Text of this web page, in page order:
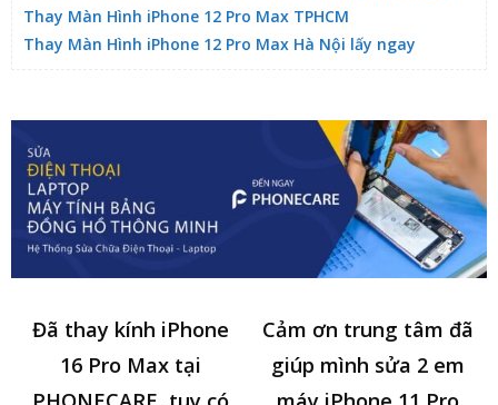
Thay Màn Hình iPhone 12 Pro Max TPHCM
Thay Màn Hình iPhone 12 Pro Max Hà Nội lấy ngay
Đã thay kính iPhone
16 Pro Max tại
Cảm ơn trung tâm đã
giúp mình sửa 2 em